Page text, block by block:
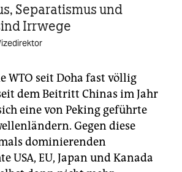
Separatismus und
Irrwege
WTO seit Doha fast völlig
dem Beitritt Chinas im Jahr
eine von Peking geführte
Gegen diese
dominierenden
USA, EU, Japan und Kanada